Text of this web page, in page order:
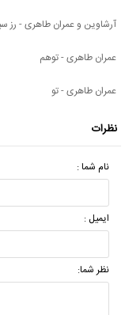
آرشاوین و عمران طاهری - رز
عمران طاهری - توهم
عمران طاهری - تو
نظرات
نام شما :
ایمیل :
نظر شما: